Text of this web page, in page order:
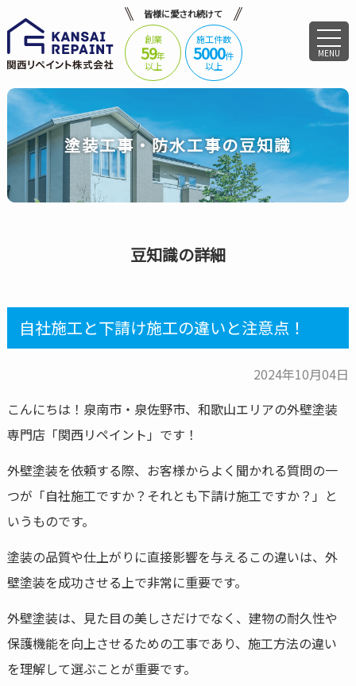
皆様に愛され続けて
創業
59年
以上
施工件数
5000件
以上
MENU
塗装工事・防水工事の豆知識
豆知識の詳細
自社施工と下請け施工の違いと注意点！
2024年10月04日
こんにちは！泉南市・泉佐野市、和歌山エリアの外壁塗装
専門店「関西リペイント」です！
外壁塗装を依頼する際、お客様からよく聞かれる質問の一
つが「自社施工ですか？それとも下請け施工ですか？」と
いうものです。
塗装の品質や仕上がりに直接影響を与えるこの違いは、外
壁塗装を成功させる上で非常に重要です。
外壁塗装は、見た目の美しさだけでなく、建物の耐久性や
保護機能を向上させるための工事であり、施工方法の違い
を理解して選ぶことが重要です。